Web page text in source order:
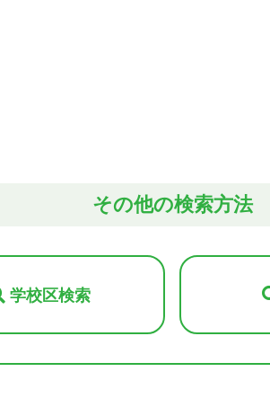
その他の検索方法
学校区検索